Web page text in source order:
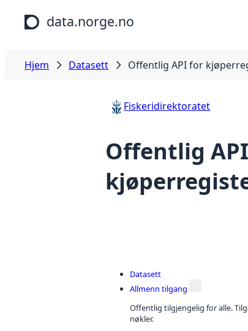
Hopp til hovedinnhold
data.norge.no
Hjem Datasett Offentlig API for
Fiskeridirektoratet
Offentlig
Datasett
Allmenn tilgang
Offentlig tilgjengelig for alle.
nøkler.